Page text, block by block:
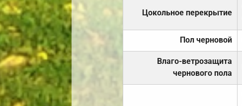
Цокольное перекрытие
Пол черновой
Влаго-ветрозащита
чернового пола